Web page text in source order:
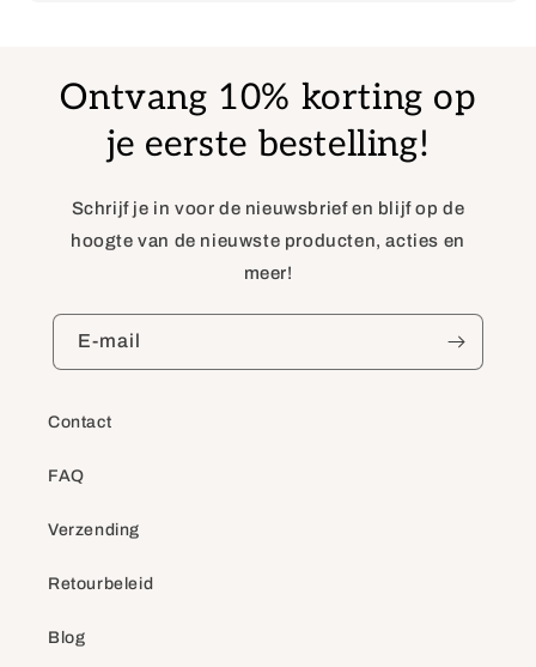
Ontvang 10% korting op
je eerste bestelling!
Schrijf je in voor de nieuwsbrief en blijf op de
hoogte van de nieuwste producten, acties en
meer!
E‑mail
Contact
FAQ
Verzending
Retourbeleid
Blog